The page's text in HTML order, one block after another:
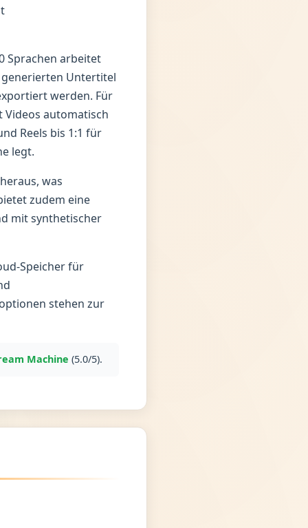
Sprachen arbeitet
Untertitel
werden. Für
Videos automatisch
Reels bis 1:1 für
legt.
was
zudem eine
mit synthetischer
Speicher für
stehen zur
Machine (5.0/5).